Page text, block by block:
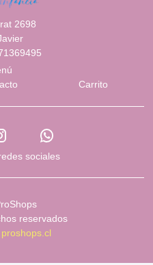
2698
Carrito
sociales
reservados
proshops.cl